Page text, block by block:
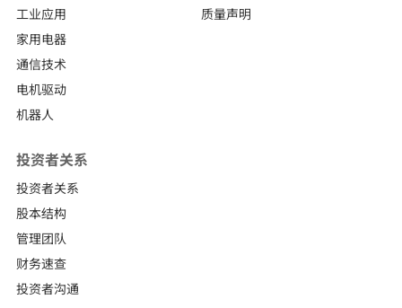
工业应用
家用电器
通信技术
电机驱动
机器人
质量声明
投资者关系
投资者关系
股本结构
管理团队
财务速查
投资者沟通